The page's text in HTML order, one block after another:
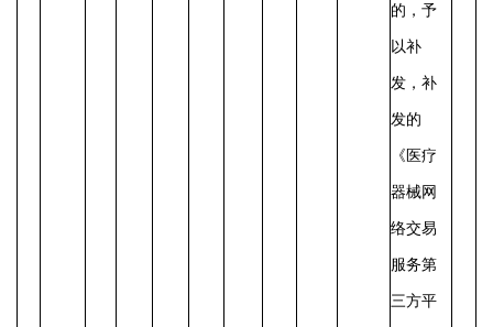
的，予
以补
发，补
发的
《医疗
器械网
络交易
服务第
三方平